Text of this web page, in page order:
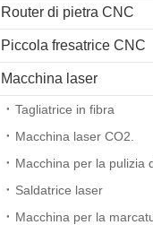
Router di pietra CNC
Piccola fresatrice CNC
Macchina laser
Tagliatrice in fibra
Macchina laser CO2.
Macchina per la pulizia
Saldatrice laser
Macchina per la